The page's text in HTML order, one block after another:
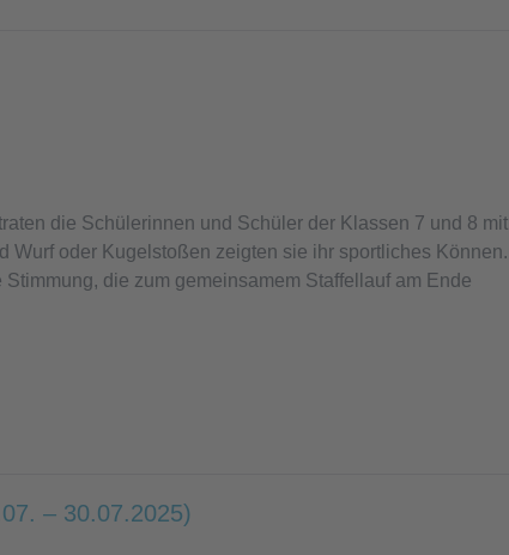
die Schülerinnen und Schüler der Klassen 7 und 8 mit
oder Kugelstoßen zeigten sie ihr sportliches Können.
die zum gemeinsamem Staffellauf am Ende
– 30.07.2025)